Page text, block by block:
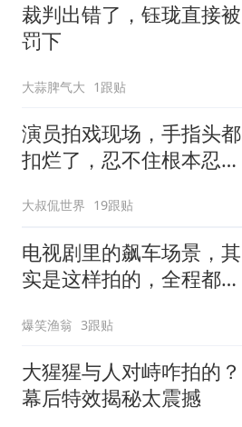
裁判出错了，钰珑直接被
罚下
大蒜脾气大 1跟贴
演员拍戏现场，手指头都
扣烂了，忍不住根本忍不
大叔侃世界 19跟贴
电视剧里的飙车场景，其
实是这样拍的，全程都是
爆笑渔翁 3跟贴
大猩猩与人对峙咋拍的？
幕后特效揭秘太震撼